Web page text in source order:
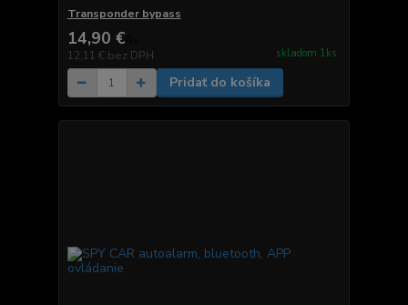
Transponder bypass
14,90 €
12,11 € bez DPH skladom 1ks
Pridať do košíka